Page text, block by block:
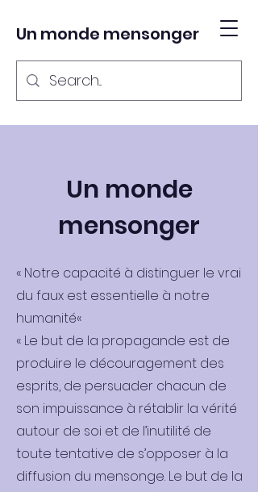
Un monde mensonger
Un monde
mensonger
« Notre capacité à distinguer le vrai
du faux est essentielle à notre
humanité«
« Le but de la propagande est de
produire le découragement des
esprits, de persuader chacun de
son impuissance à rétablir la vérité
autour de soi et de l’inutilité de
toute tentative de s’opposer à la
diffusion du mensonge. Le but de la